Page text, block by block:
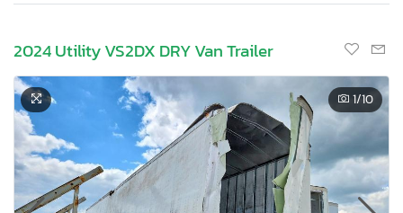
2024 Utility VS2DX DRY Van Trailer
1/10